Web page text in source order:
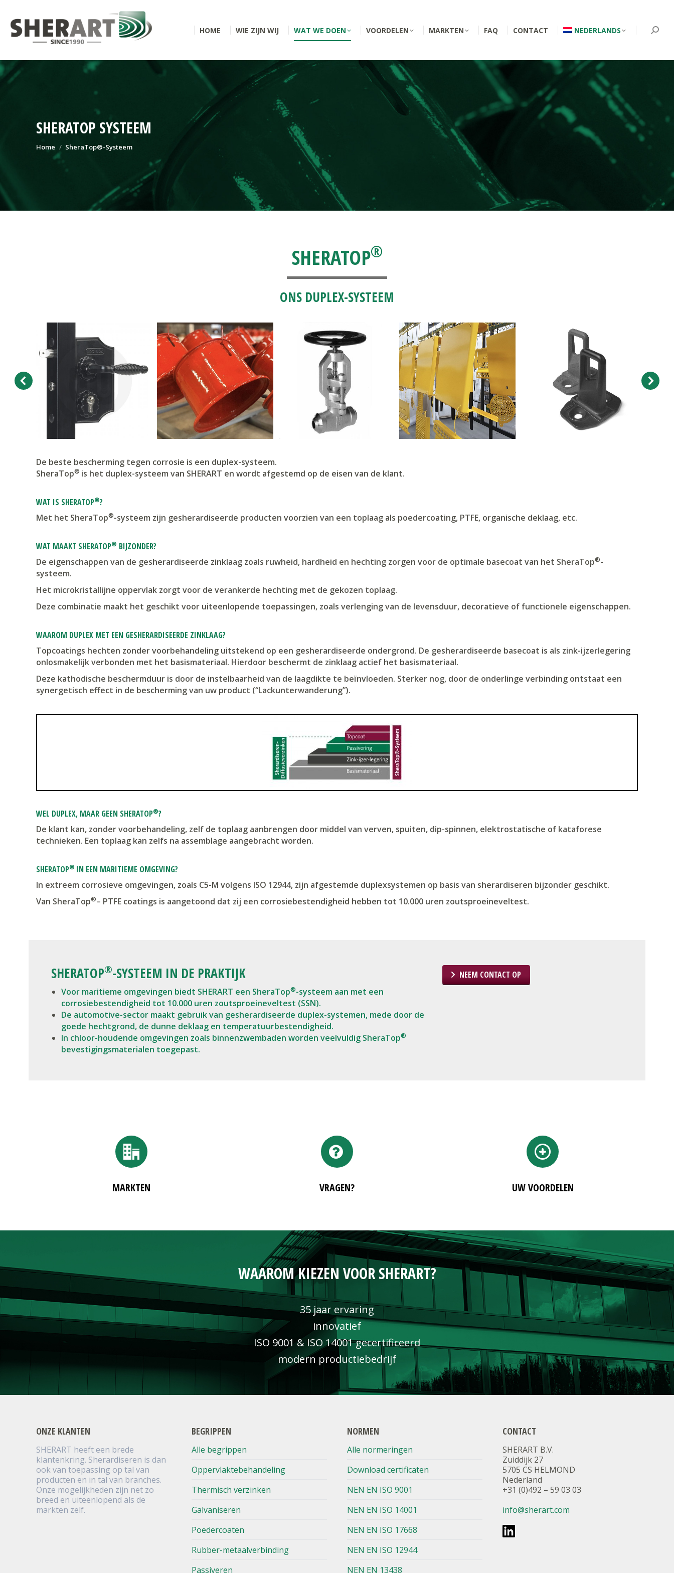
HOME WIE ZIJN WIJ WAT WE DOEN VOORDELEN MARKTEN FAQ CONTACT NEDERLANDS
SHERATOP SYSTEEM
Je bent hier:
Home SheraTop®-Systeem
SHERATOP®
ONS DUPLEX-SYSTEEM
De beste bescherming tegen corrosie is een duplex-systeem.
SheraTop® is het duplex-systeem van SHERART en wordt afgestemd op de eisen van de klant.
WAT IS SHERATOP®?
Met het SheraTop®-systeem zijn gesherardiseerde producten voorzien van een toplaag als poedercoating, PTFE, organische deklaag, etc.
WAT MAAKT SHERATOP® BIJZONDER?
De eigenschappen van de gesherardiseerde zinklaag zoals ruwheid, hardheid en hechting zorgen voor de optimale basecoat van het SheraTop®-
systeem.
Het microkristallijne oppervlak zorgt voor de verankerde hechting met de gekozen toplaag.
Deze combinatie maakt het geschikt voor uiteenlopende toepassingen, zoals verlenging van de levensduur, decoratieve of functionele eigenschappen.
WAAROM DUPLEX MET EEN GESHERARDISEERDE ZINKLAAG?
Topcoatings hechten zonder voorbehandeling uitstekend op een gesherardiseerde ondergrond. De gesherardiseerde basecoat is als zink-ijzerlegering
onlosmakelijk verbonden met het basismateriaal. Hierdoor beschermt de zinklaag actief het basismateriaal.
Deze kathodische beschermduur is door de instelbaarheid van de laagdikte te beïnvloeden. Sterker nog, door de onderlinge verbinding ontstaat een
synergetisch effect in de bescherming van uw product (“Lackunterwanderung”).
WEL DUPLEX, MAAR GEEN SHERATOP®?
De klant kan, zonder voorbehandeling, zelf de toplaag aanbrengen door middel van verven, spuiten, dip-spinnen, elektrostatische of kataforese
technieken. Een toplaag kan zelfs na assemblage aangebracht worden.
SHERATOP® IN EEN MARITIEME OMGEVING?
In extreem corrosieve omgevingen, zoals C5-M volgens ISO 12944, zijn afgestemde duplexsystemen op basis van sherardiseren bijzonder geschikt.
Van SheraTop®– PTFE coatings is aangetoond dat zij een corrosiebestendigheid hebben tot 10.000 uren zoutsproeineveltest.
SHERATOP®-SYSTEEM IN DE PRAKTIJK
Voor maritieme omgevingen biedt SHERART een SheraTop®-systeem aan met een
corrosiebestendigheid tot 10.000 uren zoutsproeineveltest (SSN).
De automotive-sector maakt gebruik van gesherardiseerde duplex-systemen, mede door de
goede hechtgrond, de dunne deklaag en temperatuurbestendigheid.
In chloor-houdende omgevingen zoals binnenzwembaden worden veelvuldig SheraTop®
bevestigingsmaterialen toegepast.
NEEM CONTACT OP
MARKTEN VRAGEN? UW VOORDELEN
WAAROM KIEZEN VOOR SHERART?
35 jaar ervaring
innovatief
ISO 9001 & ISO 14001 gecertificeerd
modern productiebedrijf
ONZE KLANTEN
SHERART heeft een brede
klantenkring. Sherardiseren is dan
ook van toepassing op tal van
producten en in tal van branches.
Onze mogelijkheden zijn net zo
breed en uiteenlopend als de
markten zelf.
BEGRIPPEN
Alle begrippen
Oppervlaktebehandeling
Thermisch verzinken
Galvaniseren
Poedercoaten
Rubber-metaalverbinding
Passiveren
NORMEN
Alle normeringen
Download certificaten
NEN EN ISO 9001
NEN EN ISO 14001
NEN EN ISO 17668
NEN EN ISO 12944
NEN EN 13438
CONTACT
SHERART B.V.
Zuiddijk 27
5705 CS HELMOND
Nederland
+31 (0)492 – 59 03 03
info@sherart.com